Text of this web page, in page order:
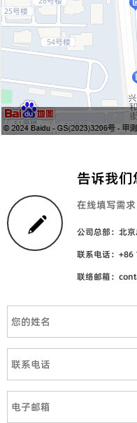
告诉我
在线填写需
公司总部：北
联系电话：+86
联络邮箱：